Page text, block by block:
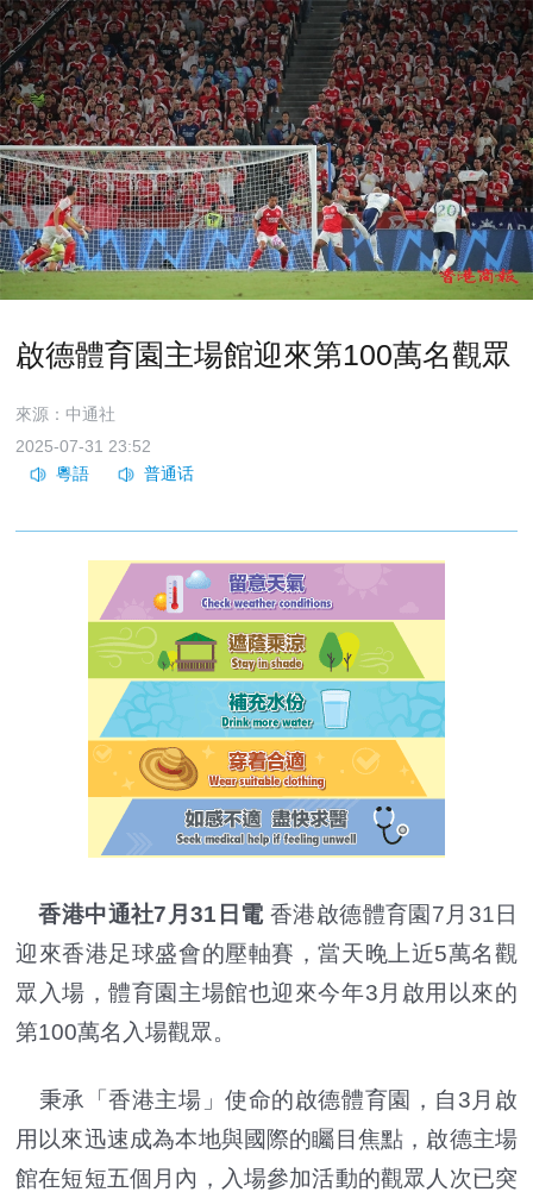
啟德體育園主場館迎來第100萬名觀眾
來源：中通社
2025-07-31 23:52
香港中通社7月31日電香港啟德體育園7月31日
迎來香港足球盛會的壓軸賽，當天晚上近5萬名觀
眾入場，體育園主場館也迎來今年3月啟用以來的
第100萬名入場觀眾。
秉承「香港主場」使命的啟德體育園，自3月啟
用以來迅速成為本地與國際的矚目焦點，啟德主場
館在短短五個月內，入場參加活動的觀眾人次已突